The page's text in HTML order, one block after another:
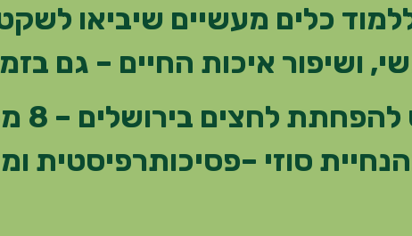
כלים מעשיים שיביאו
ושיפור איכות החיים – גם
סוזי –פסיכותרפיסטית